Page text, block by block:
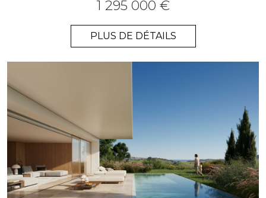
1 295 000 €
PLUS DE DÉTAILS